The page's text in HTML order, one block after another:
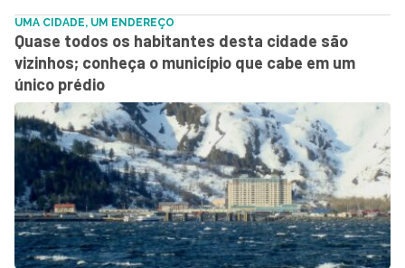
UMA CIDADE, UM ENDEREÇO
Quase todos os habitantes desta cidade são
vizinhos; conheça o município que cabe em um
único prédio